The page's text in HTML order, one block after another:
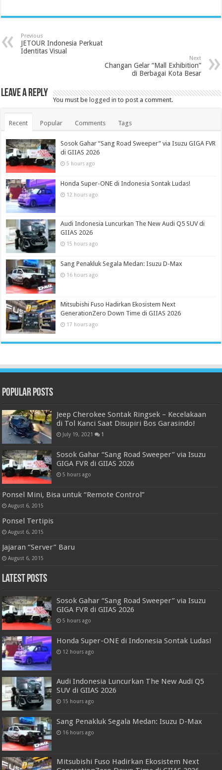
Previous
JETOUR Indonesia Perkuat
Identitas Visual
Next
Changan Gelar “Mall Exhibition”
di Berbagai Kota Besar
Leave a Reply
You must be logged in to post a comment.
Recent Popular Comments Tags
Sosok Gahar “Sang Road Sweeper” via Isuzu GIGA FVR
di GIIAS 2026
5 hours ago
Honda Super-ONE di Indonesia Sontak Ludas!
12 hours ago
Audi Indonesia Luncurkan The New Audi Q5 SUV di
GIIAS 2026
15 hours ago
Sang Penakluk Segala Medan: Isuzu D-Max
16 hours ago
Mitsubishi Fuso Hadirkan Ekosistem Next
GenerationZero Down Time di GIIAS 2026
17 hours ago
Popular Posts
Jeep Cherokee Sontak Ringsek – Kecelakaan
di Tol Kanci Saat Disupiri Bos Garasindo!
July 19, 2021 1
Sosok Gahar “Sang Road Sweeper” via Isuzu
GIGA FVR di GIIAS 2026
5 hours ago
Ponsel Mini, Bisa untuk “Remote Control”
August 6, 2015
Ponsel Tertipis
August 6, 2015
Jajaran “Server” Baru
August 6, 2015
Latest Posts
Sosok Gahar “Sang Road Sweeper” via Isuzu
GIGA FVR di GIIAS 2026
5 hours ago
Honda Super-ONE di Indonesia Sontak Ludas!
12 hours ago
Audi Indonesia Luncurkan The New Audi Q5
SUV di GIIAS 2026
15 hours ago
Sang Penakluk Segala Medan: Isuzu D-Max
16 hours ago
Mitsubishi Fuso Hadirkan Ekosistem Next